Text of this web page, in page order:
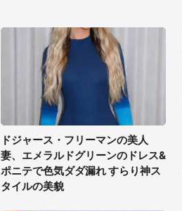
ドジャース・フリーマンの美人
妻、エメラルドグリーンのドレス&
ポニテで色気ダダ漏れ すらり神ス
タイルの美貌